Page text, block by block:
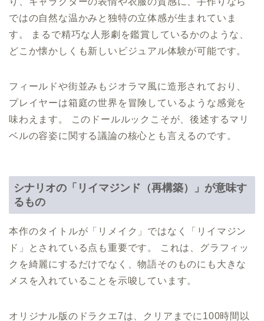
ではの自然な温かみと独特の立体感が生まれていま
す。 まるで精巧な人形劇を鑑賞しているかのような、
どこか懐かしくも新しいビジュアル体験が可能です。
フィールドや街並みもジオラマ風に造形されており、
プレイヤーは箱庭の世界を冒険しているような感覚を
味わえます。 このドールルックこそが、後述するマリ
ベルの容姿に関する議論の核心とも言えるのです。
シナリオの「リイマジンド（再構築）」が意味す
るもの
本作のタイトルが「リメイク」ではなく「リイマジン
ド」とされている点も重要です。 これは、グラフィッ
クを綺麗にするだけでなく、物語そのものにも大きな
メスを入れていることを示唆しています。
オリジナル版のドラクエ7は、クリアまでに100時間以